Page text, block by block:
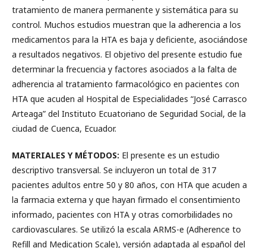
tratamiento de manera permanente y sistemática para su
control. Muchos estudios muestran que la adherencia a los
medicamentos para la HTA es baja y deficiente, asociándose
a resultados negativos. El objetivo del presente estudio fue
determinar la frecuencia y factores asociados a la falta de
adherencia al tratamiento farmacológico en pacientes con
HTA que acuden al Hospital de Especialidades “José Carrasco
Arteaga” del Instituto Ecuatoriano de Seguridad Social, de la
ciudad de Cuenca, Ecuador.
MATERIALES Y MÉTODOS: El presente es un estudio
descriptivo transversal. Se incluyeron un total de 317
pacientes adultos entre 50 y 80 años, con HTA que acuden a
la farmacia externa y que hayan firmado el consentimiento
informado, pacientes con HTA y otras comorbilidades no
cardiovasculares. Se utilizó la escala ARMS-e (Adherence to
Refill and Medication Scale), versión adaptada al español del